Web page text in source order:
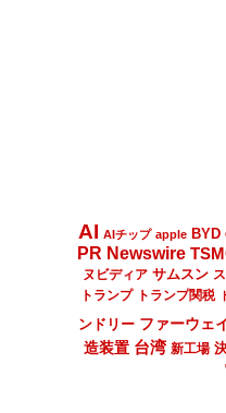
AI AIチップ apple BYD
PR Newswire
ヌビディア サムスン
トランプ
トランプ関税
ンドリー ファーウェ
造装置 台湾 新工場